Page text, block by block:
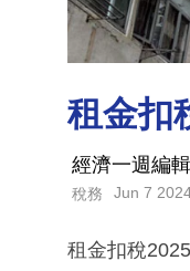
租金扣
經濟一週編
稅務 Jun 7
租金扣稅